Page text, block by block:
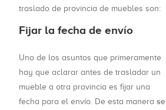
traslado de provincia de muebles son:
Fijar la fecha de envío
Uno de los asuntos que primeramente
hay que aclarar antes de trasladar un
mueble a otra provincia es fijar una
fecha para el envío. De esta manera se